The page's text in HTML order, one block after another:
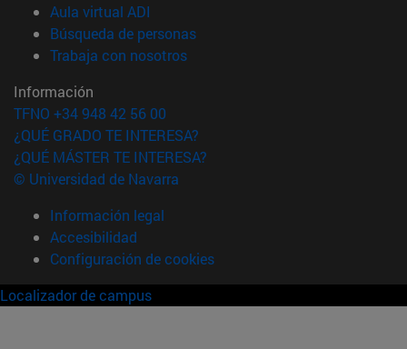
Aula virtual ADI
Búsqueda de personas(abre en nueva ventana)
Trabaja con nosotros(abre en nueva ventana)
Información
TFNO +34 948 42 56 00
¿QUÉ GRADO TE INTERESA?
¿QUÉ MÁSTER TE INTERESA?
© Universidad de Navarra
Información legal
Accesibilidad
Configuración de cookies
Localizador de campus